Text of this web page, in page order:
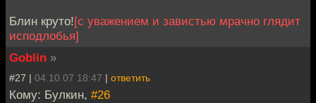
Блин круто![с уважением и завистью мрачно глядит
исподлобья]
Goblin »
#27 | 04.10.07 18:47 | ответить
Кому: Булкин, #26